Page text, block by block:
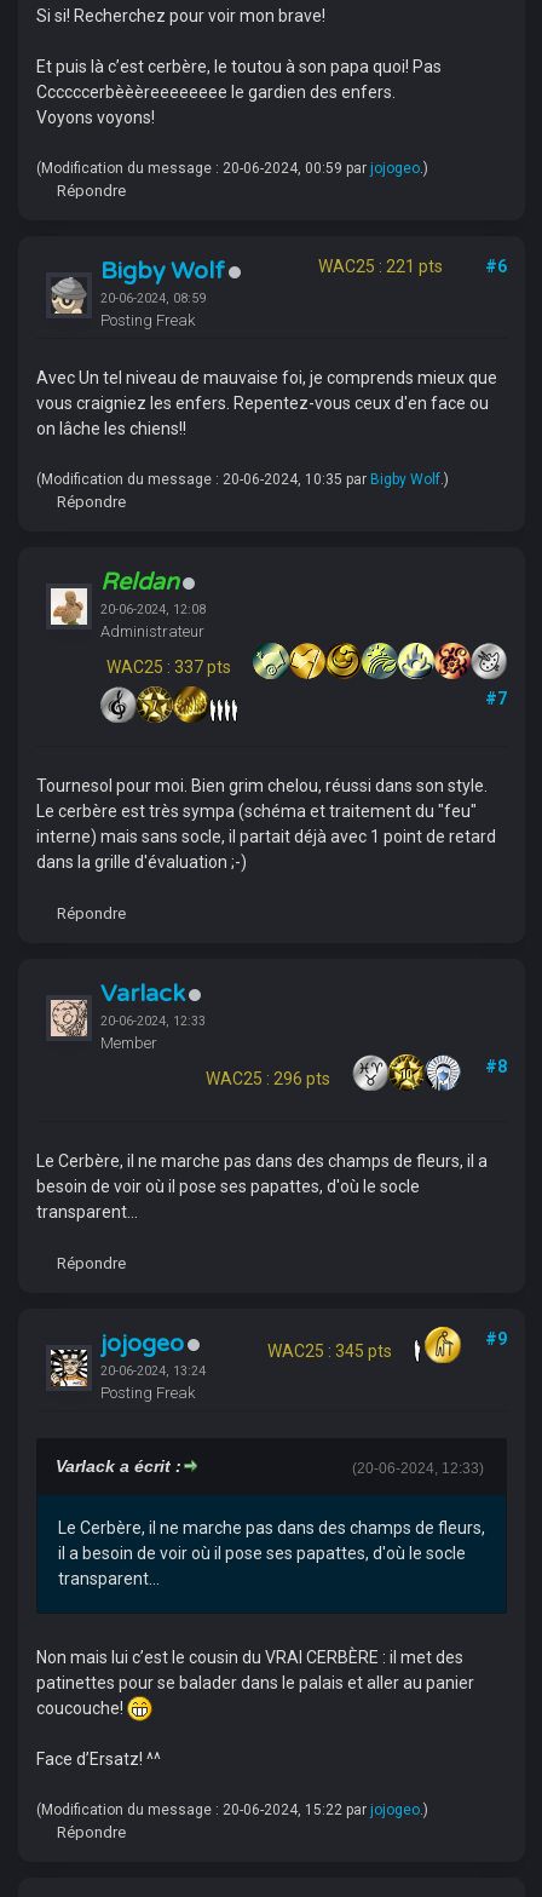
Si si! Recherchez pour voir mon brave!
Et puis là c’est cerbère, le toutou à son papa quoi! Pas
Ccccccerbèèèreeeeeeee le gardien des enfers.
Voyons voyons!
(Modification du message : 20-06-2024, 00:59 par jojogeo.)
Répondre
Bigby Wolf
20-06-2024, 08:59
Posting Freak
WAC25 : 221 pts #6
Avec Un tel niveau de mauvaise foi, je comprends mieux que
vous craigniez les enfers. Repentez-vous ceux d'en face ou
on lâche les chiens!!
(Modification du message : 20-06-2024, 10:35 par Bigby Wolf.)
Répondre
Reldan
20-06-2024, 12:08
Administrateur
WAC25 : 337 pts
#7
Tournesol pour moi. Bien grim chelou, réussi dans son style.
Le cerbère est très sympa (schéma et traitement du "feu"
interne) mais sans socle, il partait déjà avec 1 point de retard
dans la grille d'évaluation ;-)
Répondre
Varlack
20-06-2024, 12:33
Member
WAC25 : 296 pts
#8
Le Cerbère, il ne marche pas dans des champs de fleurs, il a
besoin de voir où il pose ses papattes, d'où le socle
transparent...
Répondre
jojogeo
20-06-2024, 13:24
Posting Freak
WAC25 : 345 pts
#9
(20-06-2024, 12:33)
Varlack a écrit :
Le Cerbère, il ne marche pas dans des champs de fleurs,
il a besoin de voir où il pose ses papattes, d'où le socle
transparent...
Non mais lui c’est le cousin du VRAI CERBÈRE : il met des
patinettes pour se balader dans le palais et aller au panier
coucouche!
Face d’Ersatz! ^^
(Modification du message : 20-06-2024, 15:22 par jojogeo.)
Répondre